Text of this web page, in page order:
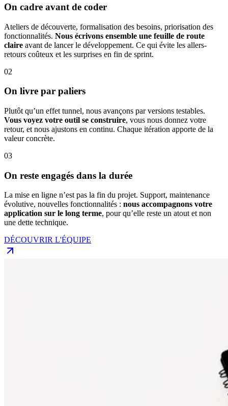
On cadre avant de coder
Ateliers de découverte, formalisation des besoins, priorisation des
fonctionnalités. Nous écrivons ensemble une feuille de route
claire avant de lancer le développement. Ce qui évite les allers-
retours coûteux et les surprises en fin de sprint.
02
On livre par paliers
Plutôt qu’un effet tunnel, nous avançons par versions testables.
Vous voyez votre outil se construire, vous nous donnez votre
retour, et nous ajustons en continu. Chaque itération apporte de la
valeur concrète.
03
On reste engagés dans la durée
La mise en ligne n’est pas la fin du projet. Support, maintenance
évolutive, nouvelles fonctionnalités : nous accompagnons votre
application sur le long terme, pour qu’elle reste un atout et non
une dette technique.
DÉCOUVRIR L'ÉQUIPE